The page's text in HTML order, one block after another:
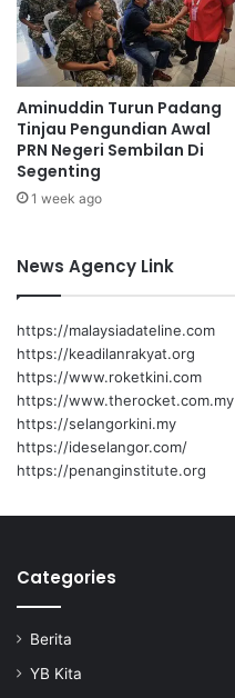
v
i
d
u
d
i
h
u
k
k
h
d
m
a
t
m
a
s
a
t
d
Aminuddin Turun Padang
Tinjau Pengundian Awal
PRN Negeri Sembilan Di
Segenting
1 week ago
News Agency Link
https://malaysiadateline.com
https://keadilanrakyat.org
https://www.roketkini.com
https://www.therocket.com.my
https://selangorkini.my
https://ideselangor.com/
https://penanginstitute.org
Categories
Berita
YB Kita